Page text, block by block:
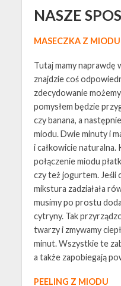
NASZE
MASECZKA Z MIODU
Tutaj mamy naprawdę
znajdzie coś
zdecydowanie
pomysłem będzie
czy banana, a
miodu. Dwie minuty i
i całkowicie
połączenie miodu
czy też jogurtem. Jeśli
mikstura zadziałała
musimy po prostu
cytryny. Tak
twarzy i zmywamy
minut. Wszystkie te
a także zapobiegają
PEELING Z MIODU